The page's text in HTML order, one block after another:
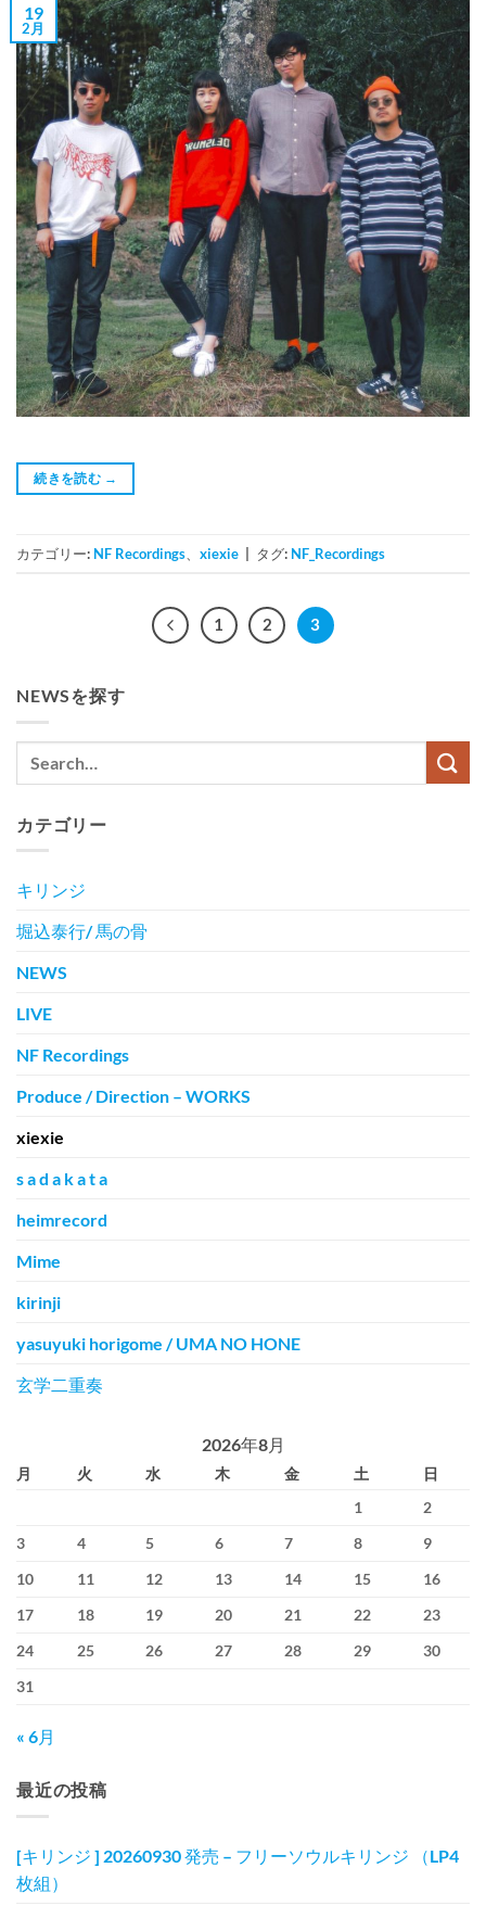
19
2月
続きを読む →
カテゴリー: NF Recordings xiexie タグ: NF_Recordings
1 2 3
NEWSを探す
カテゴリー
キリンジ
堀込泰行/ 馬の骨
NEWS
LIVE
NF Recordings
Produce / Direction – WORKS
xiexie
s a d a k a t a
heimrecord
Mime
kirinji
yasuyuki horigome / UMA NO HONE
玄学二重奏
2026年8月
月 火 水 木 金 土
日
1
2
3
4 5 6 7 8
9
10
11 12 13 14 15
16
17
18 19 20 21 22
23
24
25 26 27 28 29
30
31
« 6月
最近の投稿
[キリンジ ] 20260930 発売 – フリーソウルキリンジ （LP4
枚組）